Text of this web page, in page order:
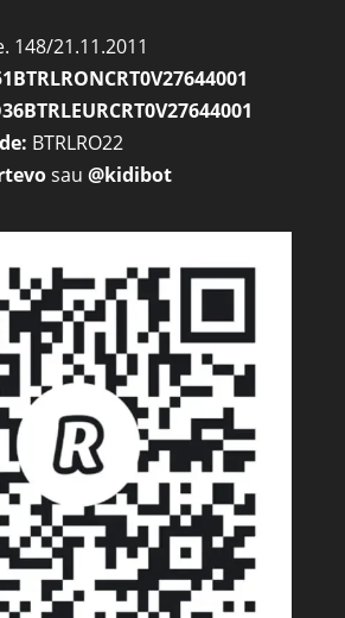
148/21.11.2011
BTRLRO22
sau @kidibot